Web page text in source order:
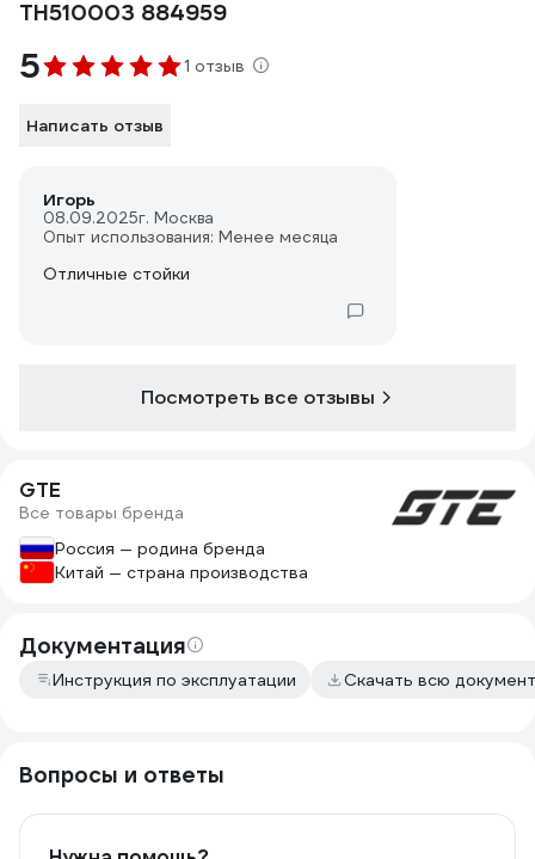
TH510003 884959
5 1 отзыв
Написать отзыв
Игорь
08.09.2025г. Москва
Опыт использования: Менее месяца
Отличные стойки
Посмотреть все отзывы
GTE
Все товары бренда
Россия — родина бренда
Китай — страна производства
Документация
Инструкция по эксплуатации Скачать всю
Вопросы и ответы